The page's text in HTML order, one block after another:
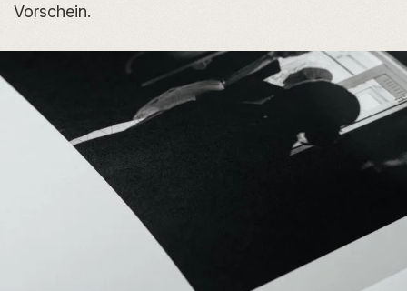
Vorschein.